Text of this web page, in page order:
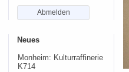
Abmelden
Neues
Monheim: Kulturraffinerie
K714